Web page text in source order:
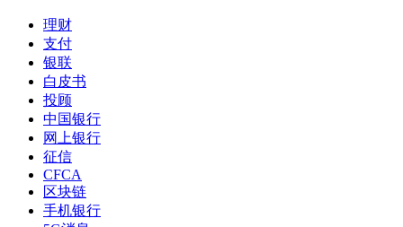
理财
支付
银联
白皮书
投顾
中国银行
网上银行
征信
CFCA
区块链
手机银行